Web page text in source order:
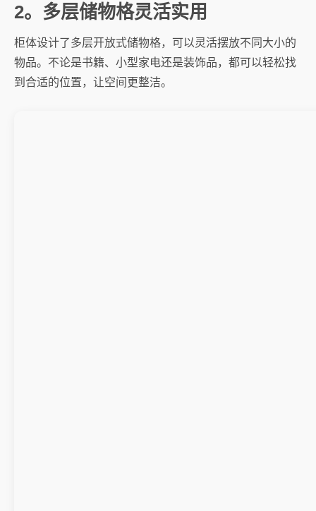
2。多层储物格灵活实用
柜体设计了多层开放式储物格，可以灵活摆放不同大小的
物品。不论是书籍、小型家电还是装饰品，都可以轻松找
到合适的位置，让空间更整洁。